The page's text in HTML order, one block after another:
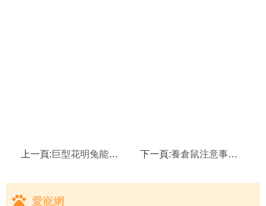
上一頁:巨型花明兔能吃肉、雞翅膀、蛋糕之類東西嗎,花明兔 下一頁:養倉鼠注意事項,挑選小倉鼠的十個注意事項
愛寵網